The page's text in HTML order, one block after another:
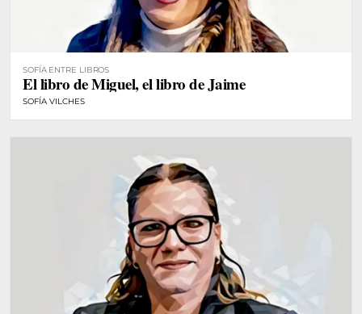
SOFÍA ENTRE LIBROS
El libro de Miguel, el libro de Jaime
SOFÍA VILCHES